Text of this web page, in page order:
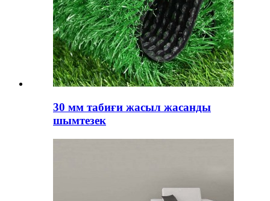
30 мм табиғи жасыл жасанды
шымтезек